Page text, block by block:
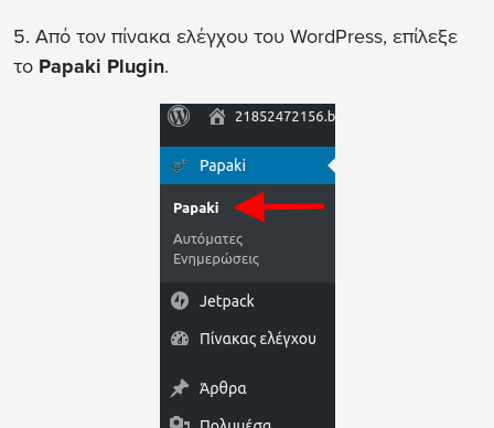
5. Από τον πίνακα ελέγχου του WordPress, επίλεξε
το Papaki Plugin.